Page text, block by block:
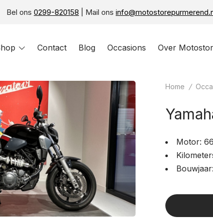
Bel ons 0299-820158 | Mail ons
ToggleContact Blog Occasions Over
Home /
Motor: